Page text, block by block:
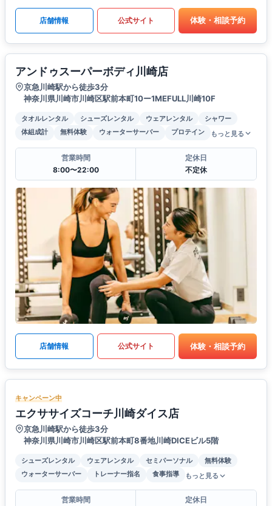
店舗情報 公式サイト 体験・相談予約
アンドゥスーパーボディ川崎店
京急川崎駅から徒歩3分
神奈川県川崎市川崎区駅前本町10ー1MEFULL川崎10F
タオルレンタル シューズレンタル ウェアレンタル
シャワー
体組成計
無料体験 ウォーターサーバー プロテイン もっと見る
営業時間
8:00〜22:00
定休日
不定休
店舗情報 公式サイト 体験・相談予約
キャンペーン中
エクササイズコーチ川崎ダイス店
京急川崎駅から徒歩3分
神奈川県川崎市川崎区駅前本町8番地川崎DICEビル5階
シューズレンタル ウェアレンタル セミパーソナル
無料体験
ウォーターサーバー
トレーナー指名 食事指導 もっと見る
営業時間
定休日